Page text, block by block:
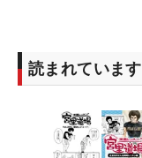
読まれています